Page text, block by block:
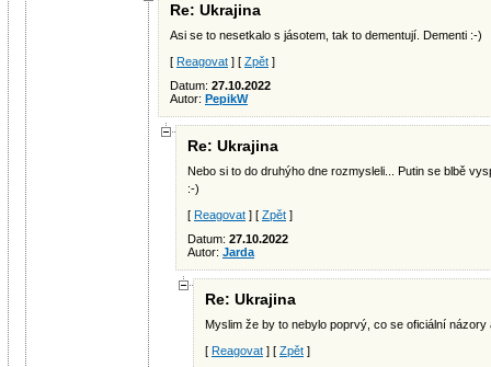
Re: Ukrajina
Asi se to nesetkalo s jásotem, tak to dementují. Dementi :-)
[ Reagovat ] [ Zpět ]
Datum: 27.10.2022
Autor: PepikW
Re: Ukrajina
Nebo si to do druhýho dne rozmysleli... Putin se blbě
:-)
[ Reagovat ] [ Zpět ]
Datum: 27.10.2022
Autor: Jarda
Re: Ukrajina
Myslim že by to nebylo poprvý, co se oficiální
[ Reagovat ] [ Zpět ]